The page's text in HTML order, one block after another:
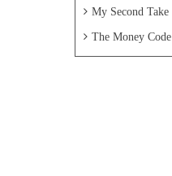
My Second Take
The Money Code